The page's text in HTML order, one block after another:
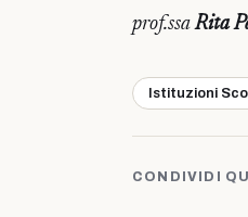
prof.ssaRita
Istituzioni
CONDIVIDI